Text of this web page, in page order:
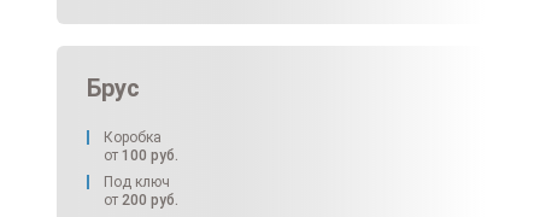
Брус
Коробка
от 100 руб.
Под ключ
от 200 руб.